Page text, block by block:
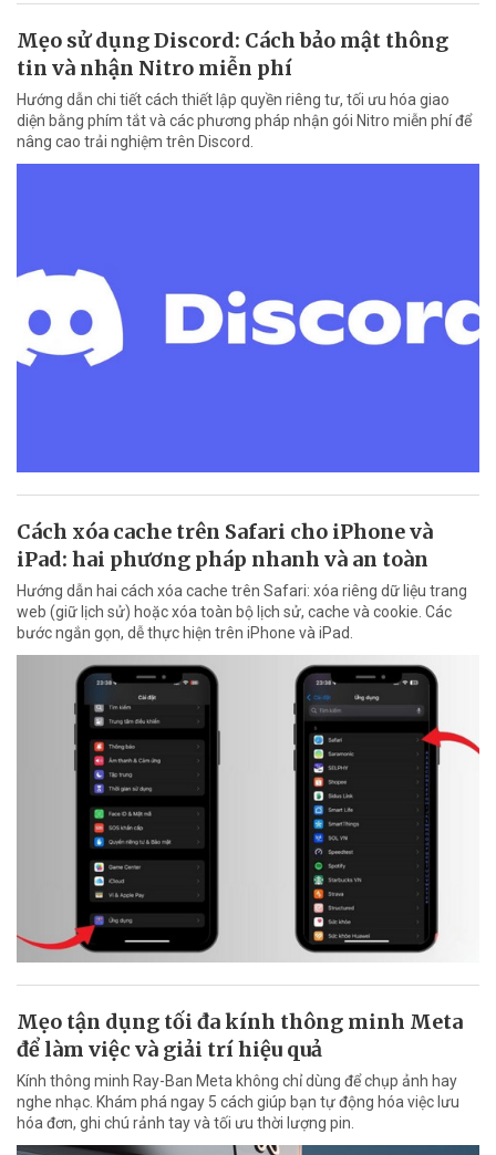
Mẹo sử dụng Discord: Cách bảo mật thông
tin và nhận Nitro miễn phí
Hướng dẫn chi tiết cách thiết lập quyền riêng tư, tối ưu hóa giao
diện bằng phím tắt và các phương pháp nhận gói Nitro miễn phí để
nâng cao trải nghiệm trên Discord.
Cách xóa cache trên Safari cho iPhone và
iPad: hai phương pháp nhanh và an toàn
Hướng dẫn hai cách xóa cache trên Safari: xóa riêng dữ liệu trang
web (giữ lịch sử) hoặc xóa toàn bộ lịch sử, cache và cookie. Các
bước ngắn gọn, dễ thực hiện trên iPhone và iPad.
Mẹo tận dụng tối đa kính thông minh Meta
để làm việc và giải trí hiệu quả
Kính thông minh Ray-Ban Meta không chỉ dùng để chụp ảnh hay
nghe nhạc. Khám phá ngay 5 cách giúp bạn tự động hóa việc lưu
hóa đơn, ghi chú rảnh tay và tối ưu thời lượng pin.